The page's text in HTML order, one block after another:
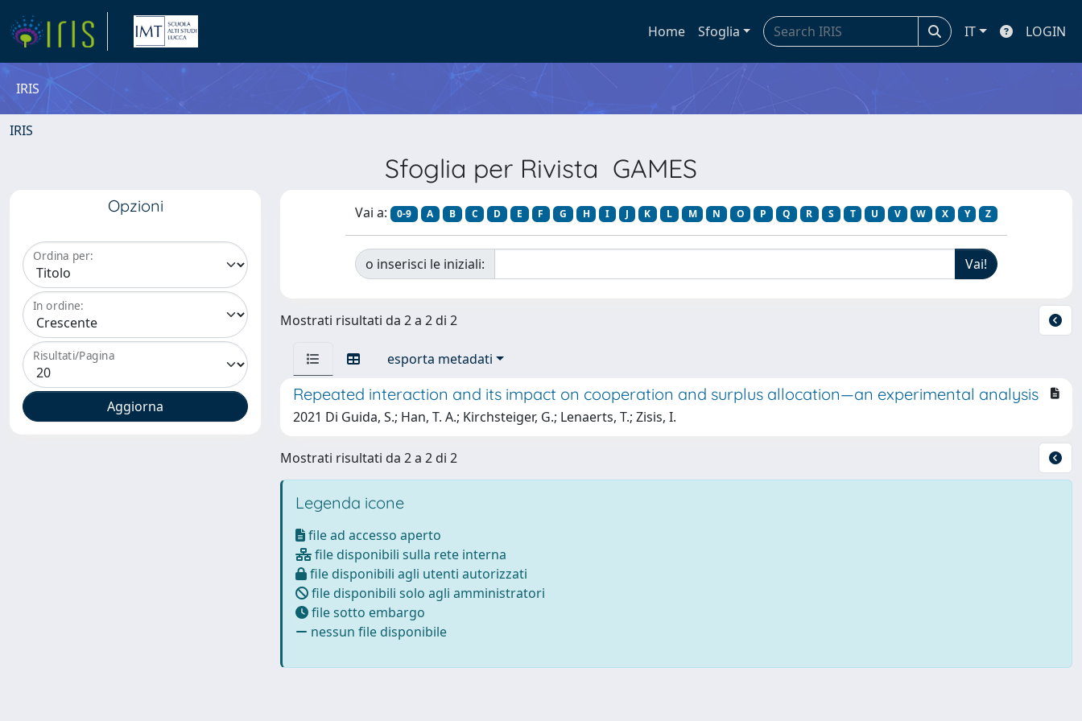
Home Sfoglia IT LOGIN
IRIS
IRIS
Sfoglia per Rivista GAMES
Opzioni
Ordina per:
In ordine:
Risultati/Pagina
Vai a: 0-9 A B C D E F G H I J K L M N O P Q R S T U V W X Y Z
o inserisci le iniziali:
Mostrati risultati da 2 a 2 di 2
esporta metadati
Repeated interaction and its impact on cooperation and surplus allocation—an experimental analysis
2021 Di Guida, S.; Han, T. A.; Kirchsteiger, G.; Lenaerts, T.; Zisis, I.
Mostrati risultati da 2 a 2 di 2
Legenda icone
file ad accesso aperto
file disponibili sulla rete interna
file disponibili agli utenti autorizzati
file disponibili solo agli amministratori
file sotto embargo
nessun file disponibile